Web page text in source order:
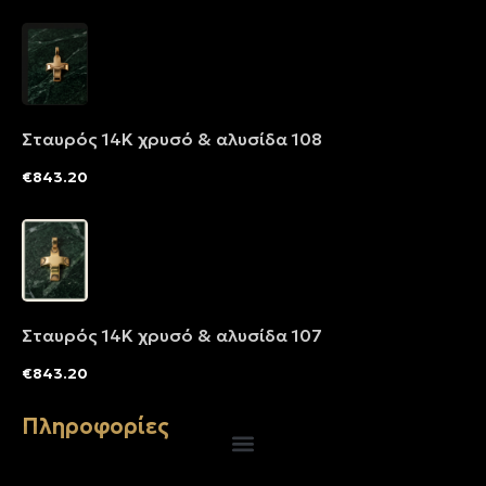
Σταυρός 14Κ χρυσό & αλυσίδα 108
€843.20
Σταυρός 14Κ χρυσό & αλυσίδα 107
€843.20
Πληροφορίες